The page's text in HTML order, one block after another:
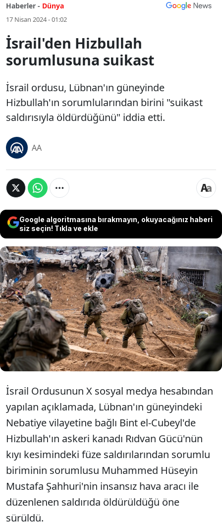
Haberler - Dünya
17 Nisan 2024 - 01:02
İsrail'den Hizbullah
sorumlusuna suikast
İsrail ordusu, Lübnan'ın güneyinde
Hizbullah'ın sorumlularından birini "suikast
saldırısıyla öldürdüğünü" iddia etti.
AA
Google algoritmasına bırakmayın, okuyacağınız haberi
siz seçin! Tıkla ve ekle
İsrail ordusu, Lübnan'ın güneyinde
Hizbullah'ın sorumlularından birini
"suikast saldırısıyla öldürdüğünü"
iddia etti.
İsrail Ordusunun X sosyal medya hesabından
yapılan açıklamada, Lübnan'ın güneyindeki
Nebatiye vilayetine bağlı Bint el-Cubeyl'de
Hizbullah'ın askeri kanadı Rıdvan Gücü'nün
kıyı kesimindeki füze saldırılarından sorumlu
biriminin sorumlusu Muhammed Hüseyin
Mustafa Şahhuri'nin insansız hava aracı ile
düzenlenen saldırıda öldürüldüğü öne
sürüldü.